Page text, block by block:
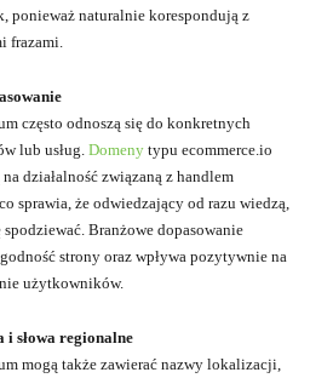
ponieważ naturalnie korespondują z
frazami.
często odnoszą się do konkretnych
lub usług. Domeny typu ecommerce.io
działalność związaną z handlem
sprawia, że odwiedzający od razu wiedzą,
spodziewać. Branżowe dopasowanie
strony oraz wpływa pozytywnie na
użytkowników.
słowa regionalne
mogą także zawierać nazwy lokalizacji,